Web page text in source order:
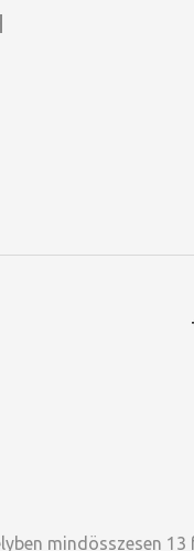
mindösszesen